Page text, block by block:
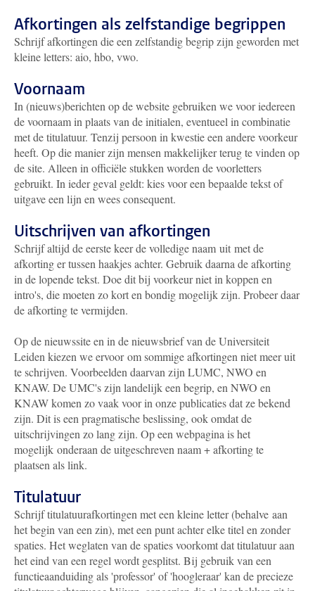
Afkortingen als zelfstandige begrippen
Schrijf afkortingen die een zelfstandig begrip zijn geworden met
kleine letters: aio, hbo, vwo.
Voornaam
In (nieuws)berichten op de website gebruiken we voor iedereen
de voornaam in plaats van de initialen, eventueel in combinatie
met de titulatuur. Tenzij persoon in kwestie een andere voorkeur
heeft. Op die manier zijn mensen makkelijker terug te vinden op
de site. Alleen in officiële stukken worden de voorletters
gebruikt. In ieder geval geldt: kies voor een bepaalde tekst of
uitgave een lijn en wees consequent.
Uitschrijven van afkortingen
Schrijf altijd de eerste keer de volledige naam uit met de
afkorting er tussen haakjes achter. Gebruik daarna de afkorting
in de lopende tekst. Doe dit bij voorkeur niet in koppen en
intro's, die moeten zo kort en bondig mogelijk zijn. Probeer daar
de afkorting te vermijden.
Op de nieuwssite en in de nieuwsbrief van de Universiteit
Leiden kiezen we ervoor om sommige afkortingen niet meer uit
te schrijven. Voorbeelden daarvan zijn LUMC, NWO en
KNAW. De UMC's zijn landelijk een begrip, en NWO en
KNAW komen zo vaak voor in onze publicaties dat ze bekend
zijn. Dit is een pragmatische beslissing, ook omdat de
uitschrijvingen zo lang zijn. Op een webpagina is het
mogelijk onderaan de uitgeschreven naam + afkorting te
plaatsen als link.
Titulatuur
Schrijf titulatuurafkortingen met een kleine letter (behalve aan
het begin van een zin), met een punt achter elke titel en zonder
spaties. Het weglaten van de spaties voorkomt dat titulatuur aan
het eind van een regel wordt gesplitst. Bij gebruik van een
functieaanduiding als 'professor' of 'hoogleraar' kan de precieze